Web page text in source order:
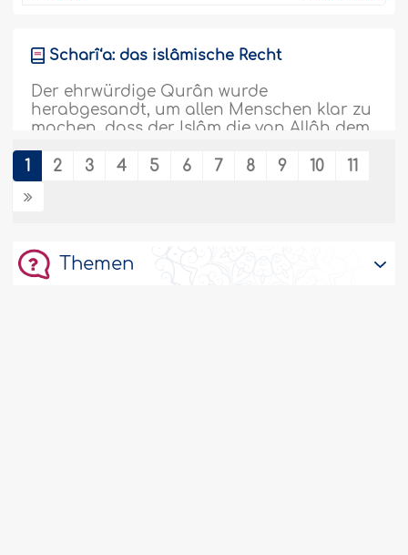
Scharî‘a: das islâmische Recht
Der ehrwürdige Qurân wurde
herabgesandt, um allen Menschen klar zu
machen, dass der Islâm die von Allâh dem
Erhabenen angenommene Religion ist.
Islâm bedeutet Hingabe an Allâh den
Herrn der Welten, indem man Ihm
gehorcht, Seinen Geboten folgt und den
175597
1 2 3 4 5 6 7 8 9 10 11
Themen